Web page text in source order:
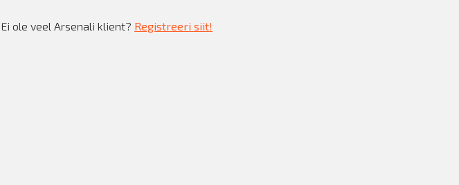
Ei ole veel Arsenali klient? Registreeri siit!